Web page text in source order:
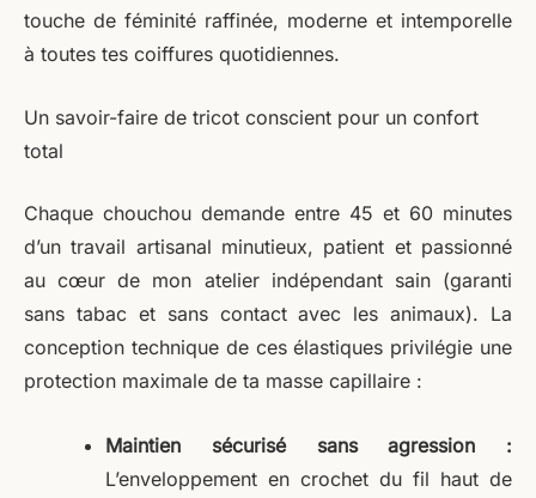
touche de féminité raffinée, moderne et intemporelle
à toutes tes coiffures quotidiennes.
Un savoir-faire de tricot conscient pour un confort
total
Chaque chouchou demande entre 45 et 60 minutes
d’un travail artisanal minutieux, patient et passionné
au cœur de mon atelier indépendant sain (garanti
sans tabac et sans contact avec les animaux). La
conception technique de ces élastiques privilégie une
protection maximale de ta masse capillaire :
Maintien sécurisé sans agression :
L’enveloppement en crochet du fil haut de